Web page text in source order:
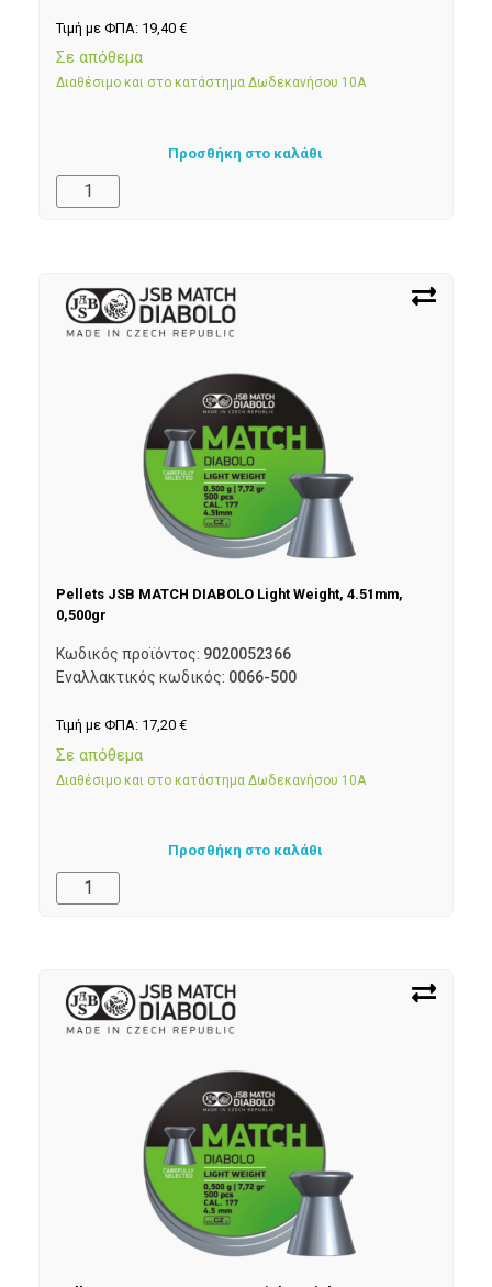
Τιμή με ΦΠΑ: 19,40 €
Σε απόθεμα
Διαθέσιμο και στο κατάστημα Δωδεκανήσου 10Α
Προσθήκη στο καλάθι
Pellets JSB MATCH DIABOLO Light Weight, 4.51mm,
0,500gr
Κωδικός προϊόντος: 9020052366
Εναλλακτικός κωδικός: 0066-500
Τιμή με ΦΠΑ: 17,20 €
Σε απόθεμα
Διαθέσιμο και στο κατάστημα Δωδεκανήσου 10Α
Προσθήκη στο καλάθι